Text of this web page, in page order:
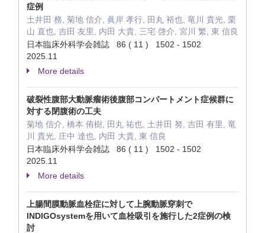
症例
土井田 務, 菊地 信介, 眞岸 孝行, 田丸 裕也, 竜川 貴光, 栗
山 直也, 吉田 友里, 内田 大貴, 三宅 啓介, 宮川 繁, 東 信良
日本臨床外科学会雑誌 86 ( 11 ) 1502 - 1502
2025.11
More details
破裂性腹部大動脈瘤術後腹部コンパートメント症候群に
対する閉腹術の工夫
菊地 信介, 橋本 侑樹, 田丸 祐也, 土井田 努, 吉田 有里, 竜
川 貴光, 庄中 達也, 内田 大貴, 東 信良
日本臨床外科学会雑誌 86 ( 11 ) 1502 - 1502
2025.11
More details
上腸間膜動脈血栓症に対して上腕動脈穿刺で
INDIGOsystemを用いて血栓吸引を施行した2症例の検
討